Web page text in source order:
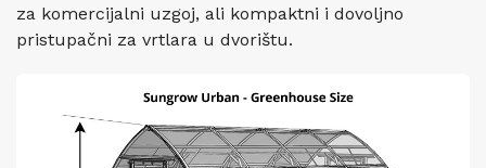
za komercijalni uzgoj, ali kompaktni i dovoljno
pristupačni za vrtlara u dvorištu.